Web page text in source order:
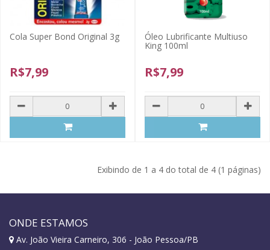
Cola Super Bond Original 3g
R$7,99
Óleo Lubrificante Multiuso
King 100ml
R$7,99
Exibindo de 1 a 4 do total de 4 (1 páginas)
ONDE ESTAMOS
Av. João Vieira Carneiro, 306 - João Pessoa/PB